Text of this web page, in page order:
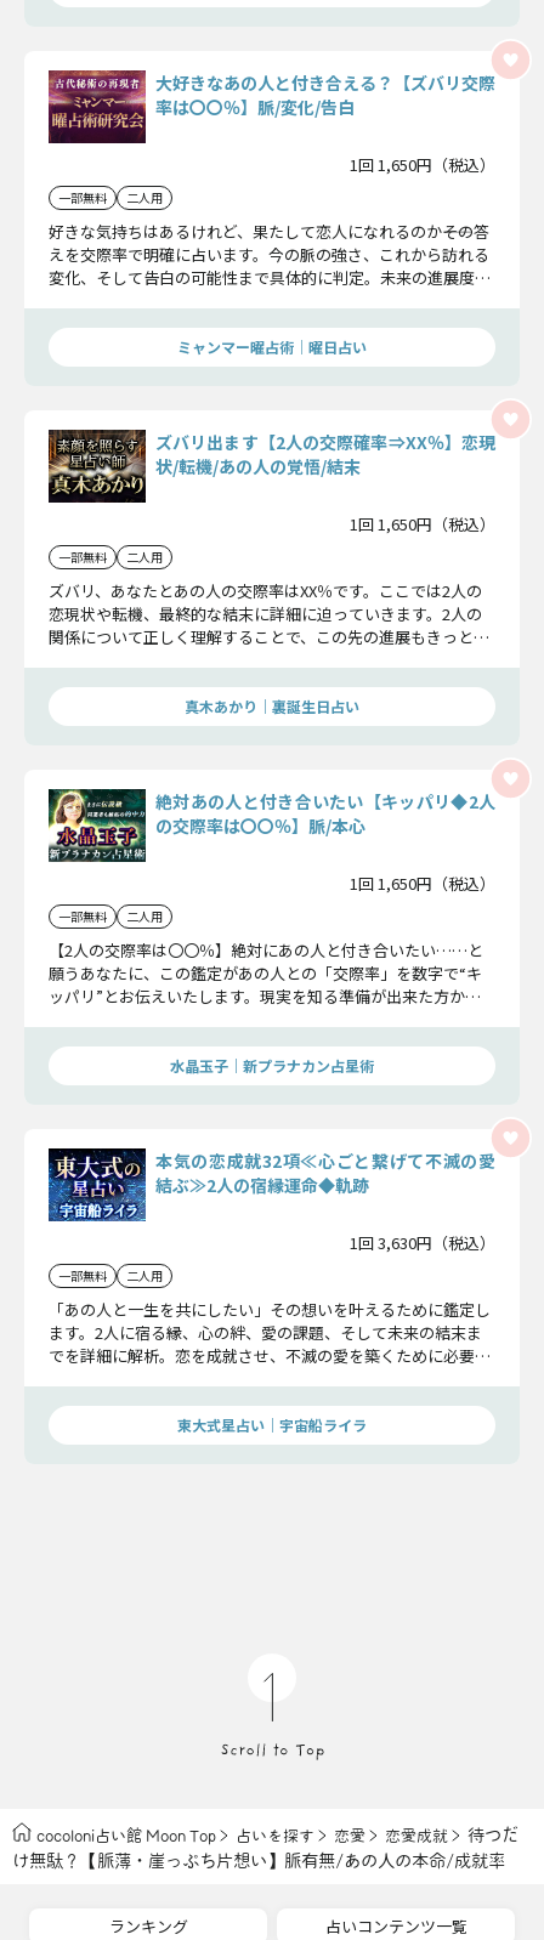
大好きなあの人と付き合える？【ズバリ交際
率は〇〇％】脈/変化/告白
1回 1,650円（税込）
一部無料 二人用
好きな気持ちはあるけれど、果たして恋人になれるのか――その答
えを交際率で明確に占います。今の脈の強さ、これから訪れる
変化、そして告白の可能性まで具体的に判定。未来の進展度を
ミャンマー曜占術│曜日占い
ズバリ出ます【2人の交際確率⇒XX％】恋現
状/転機/あの人の覚悟/結末
1回 1,650円（税込）
一部無料 二人用
ズバリ、あなたとあの人の交際率はXX％です。ここでは2人の
恋現状や転機、最終的な結末に詳細に迫っていきます。2人の
関係について正しく理解することで、この先の進展もきっと愛
真木あかり｜裏誕生日占い
絶対あの人と付き合いたい【キッパリ◆2人
の交際率は〇〇％】脈/本心
1回 1,650円（税込）
一部無料 二人用
【2人の交際率は〇〇％】絶対にあの人と付き合いたい……と
願うあなたに、この鑑定があの人との「交際率」を数字で“キ
ッパリ”とお伝えいたします。現実を知る準備が出来た方か
水晶玉子｜新プラナカン占星術
本気の恋成就32項≪心ごと繋げて不滅の愛
結ぶ≫2人の宿縁運命◆軌跡
1回 3,630円（税込）
一部無料 二人用
「あの人と一生を共にしたい」その想いを叶えるために鑑定し
ます。2人に宿る縁、心の絆、愛の課題、そして未来の結末ま
でを詳細に解析。恋を成就させ、不滅の愛を築くために必要
東大式星占い｜宇宙船ライラ
cocoloni占い館 Moon Top 占いを探す 恋愛 恋愛成就
待つだ
け無駄？【脈薄・崖っぷち片想い】脈有無/あの人の本命/成就率
ランキング
占いコンテンツ一覧